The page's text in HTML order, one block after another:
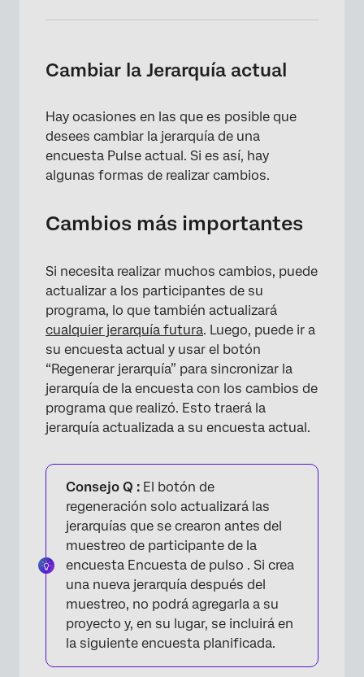
Cambiar la Jerarquía actual
Hay ocasiones en las que es posible que
desees cambiar la jerarquía de una
encuesta Pulse actual. Si es así, hay
algunas formas de realizar cambios.
Cambios más importantes
Si necesita realizar muchos cambios, puede
actualizar a los participantes de su
programa, lo que también actualizará
cualquier jerarquía futura. Luego, puede ir a
su encuesta actual y usar el botón
“Regenerar jerarquía” para sincronizar la
jerarquía de la encuesta con los cambios de
programa que realizó. Esto traerá la
jerarquía actualizada a su encuesta actual.
Consejo Q : El botón de
regeneración solo actualizará las
jerarquías que se crearon antes del
muestreo de participante de la
encuesta Encuesta de pulso . Si crea
una nueva jerarquía después del
muestreo, no podrá agregarla a su
proyecto y, en su lugar, se incluirá en
la siguiente encuesta planificada.